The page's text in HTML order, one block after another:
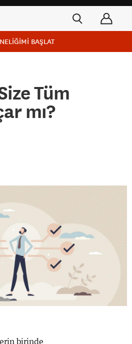
BAŞLAT
Tüm
mı?
birinde